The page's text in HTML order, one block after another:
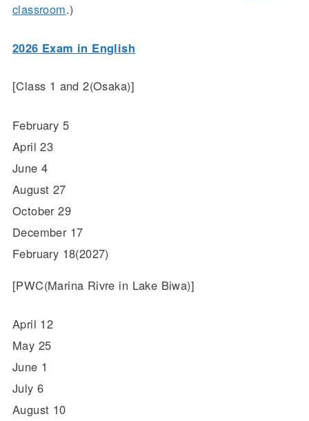
classroom.)
2026 Exam in English
[Class 1 and 2(Osaka)]
February 5
April 23
June 4
August 27
October 29
December 17
February 18(2027)
[PWC(Marina Rivre in Lake Biwa)]
April 12
May 25
June 1
July 6
August 10